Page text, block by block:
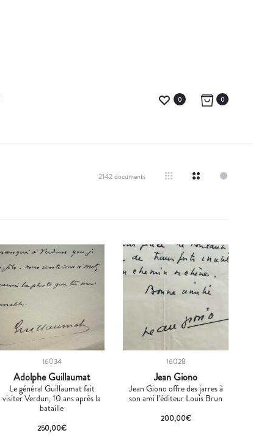
0 0
2142 documents
16034
Adolphe Guillaumat
Le général Guillaumat fait
visiter Verdun, 10 ans après la
bataille
250,00€
16028
Jean Giono
Jean Giono offre des jarres à
son ami l’éditeur Louis Brun
200,00€